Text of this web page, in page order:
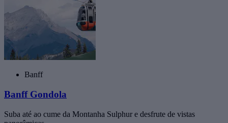
Banff
Banff Gondola
Suba até ao cume da Montanha Sulphur e desfrute de vistas